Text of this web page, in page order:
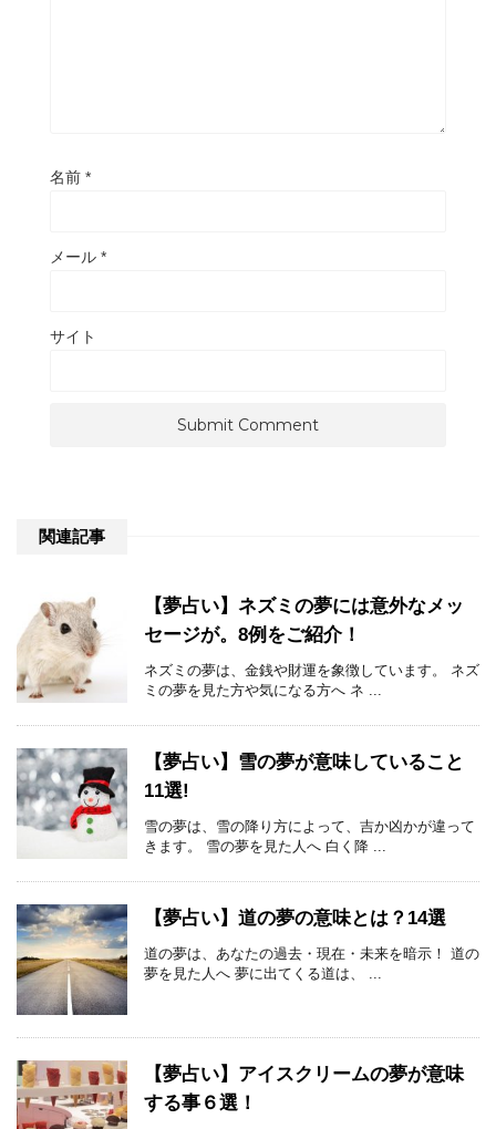
名前 *
メール *
サイト
関連記事
【夢占い】ネズミの夢には意外なメッ
セージが。8例をご紹介！
ネズミの夢は、金銭や財運を象徴しています。 ネズ
ミの夢を見た方や気になる方へ ネ ...
【夢占い】雪の夢が意味していること
11選!
雪の夢は、雪の降り方によって、吉か凶かが違って
きます。 雪の夢を見た人へ 白く降 ...
【夢占い】道の夢の意味とは？14選
道の夢は、あなたの過去・現在・未来を暗示！ 道の
夢を見た人へ 夢に出てくる道は、 ...
【夢占い】アイスクリームの夢が意味
する事６選！